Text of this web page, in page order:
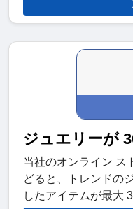
ジュエリーが
当社のオンライン ス
どると、トレンドの
したアイテムが最大